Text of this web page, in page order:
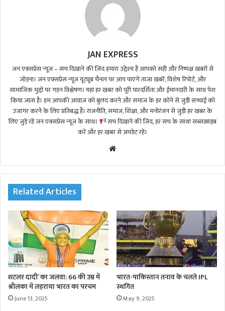
JAN EXPRESS
जन एक्सप्रेस न्यूज़ – सच दिखाने की ज़िद हमारा उद्देश्य है आपको सही और निष्पक्ष खबरों से
जोड़ना। जन एक्सप्रेस न्यूज़ यूट्यूब चैनल पर आप पाएंगे ताजा खबरें, विशेष रिपोर्ट, और
सामाजिक मुद्दों पर गहन विश्लेषण। यहां हर खबर को पूरी पारदर्शिता और ईमानदारी के साथ पेश
किया जाता है। हम आपकी आवाज़ को बुलंद करने और समाज के हर कोने से जुड़ी सच्चाई को
उजागर करने के लिए प्रतिबद्ध हैं। राजनीति, समाज, शिक्षा, और मनोरंजन से जुड़ी हर खबर के
लिए जुड़े रहें जन एक्सप्रेस न्यूज़ के साथ।
सच दिखाने की ज़िद, हर सच के साथ! सब्सक्राइब
करें और हर खबर से अपडेट रहें।
te
Related Articles
शटलर दादी’ का जलवा: 66 की उम्र में
श्रीलंका में लहराया भारत का परचम
June 13, 2025
भारत-पाकिस्तान तनाव के चलते IPL
स्थगित
May 9, 2025